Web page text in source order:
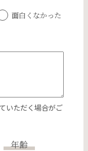
面白くなかった
いただく場合がご
年齢